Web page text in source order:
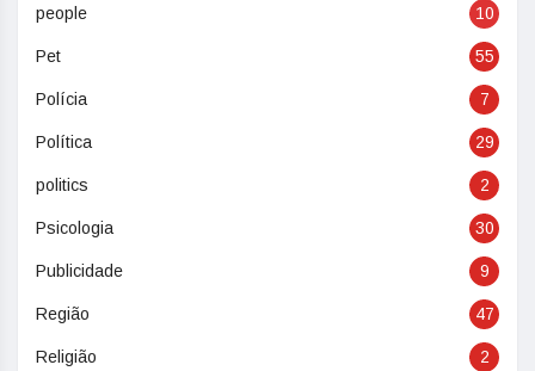
people 10
Pet 55
Polícia 7
Política 29
politics 2
Psicologia 30
Publicidade 9
Região 47
Religião 2